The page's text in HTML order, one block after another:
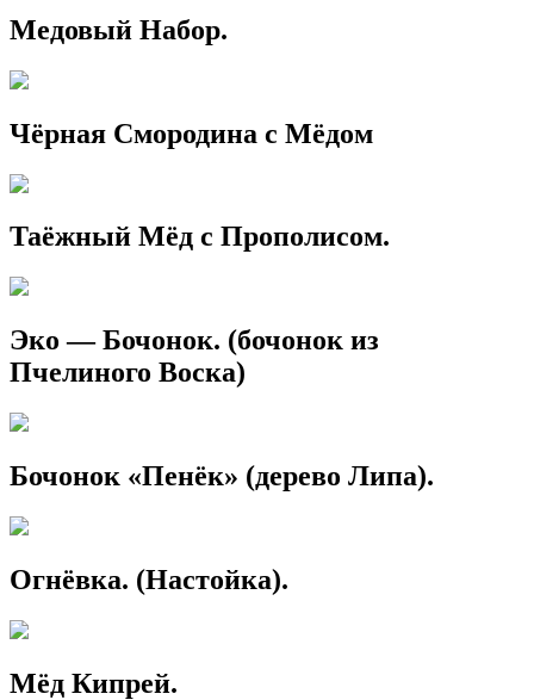
Медовый Набор.
Чёрная Смородина с Мёдом
Таёжный Мёд с Прополисом.
Эко — Бочонок. (бочонок из
Пчелиного Воска)
Бочонок «Пенёк» (дерево Липа).
Огнёвка. (Настойка).
Мёд Кипрей.